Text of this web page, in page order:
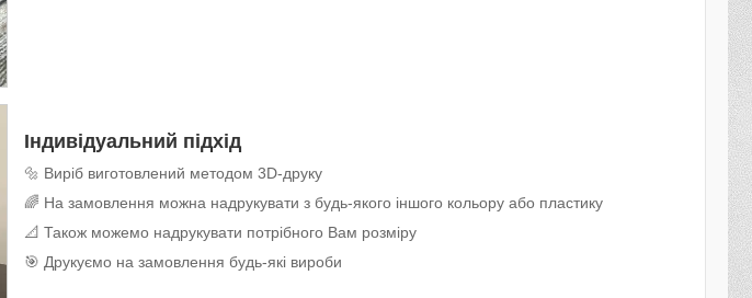
Індивідуальний підхід
🔩 Виріб виготовлений методом 3D-друку
🌈 На замовлення можна надрукувати з будь-якого іншого кольору або пластику
📐 Також можемо надрукувати потрібного Вам розміру
🎯 Друкуємо на замовлення будь-які вироби